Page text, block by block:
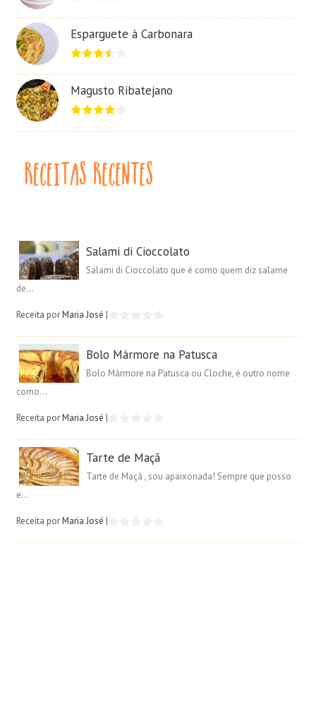
Esparguete à Carbonara
Magusto Ribatejano
Salami di Cioccolato
Salami di Cioccolato que é como quem diz salame
de...
Receita porMaria José |
Bolo Mármore na Patusca
Bolo Mármore na Patusca ou Cloche, é outro nome
como...
Receita porMaria José |
Tarte de Maçã
Tarte de Maçã , sou apaixonada! Sempre que posso
e...
Receita porMaria José |